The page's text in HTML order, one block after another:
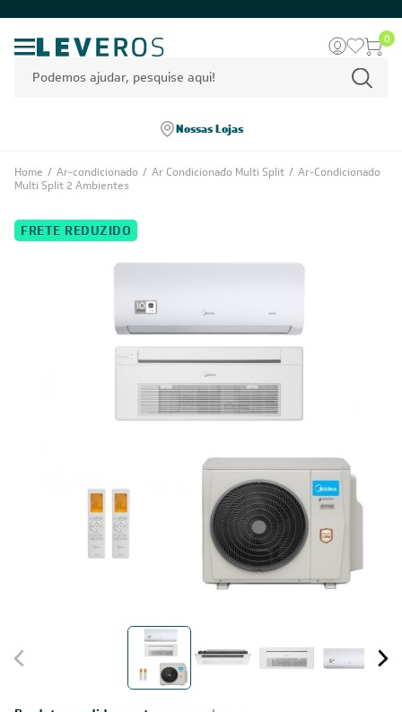
0
Nossas Lojas
Home / Ar-condicionado / Ar Condicionado Multi Split / Ar-Condicionado
Multi Split 2 Ambientes
FRETE REDUZIDO